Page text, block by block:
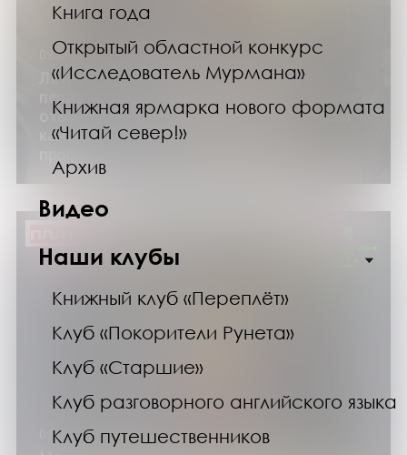
Книга года
Открытый областной конкурс
«Исследователь Мурмана»
Книжная ярмарка нового формата
«Читай север!»
Архив
Видео
Наши клубы
Книжный клуб «Переплёт»
Клуб «Покорители Рунета»
Клуб «Старшие»
Клуб разговорного английского языка
Клуб путешественников
09.08.26
Летний кинозал: фильмы «Они были
первыми. История становления
отечественной разведки», «Заключенный
камеры 207» из цикла «Настоящее –
09.08.26